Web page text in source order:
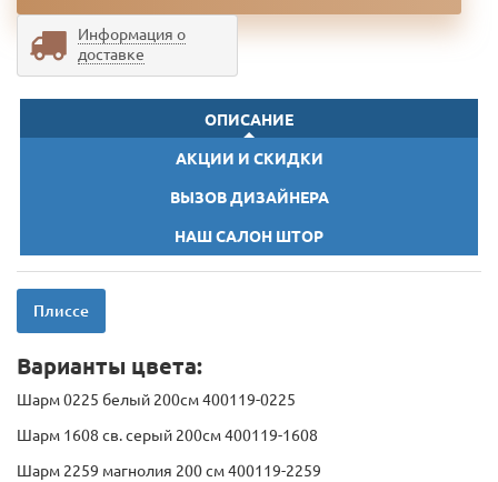
Информация о
доставке
ОПИСАНИЕ
АКЦИИ И СКИДКИ
ВЫЗОВ ДИЗАЙНЕРА
НАШ САЛОН ШТОР
Плиссе
Варианты цвета:
Шарм 0225 белый 200см 400119-0225
Шарм 1608 св. серый 200см 400119-1608
Шарм 2259 магнолия 200 см 400119-2259